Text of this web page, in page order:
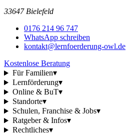
33647 Bielefeld
0176 214 96 747
WhatsApp schreiben
kontakt@lernfoerderung-owl.de
Kostenlose Beratung
Für Familien▾
Lernförderung▾
Online & BuT▾
Standorte▾
Schulen, Franchise & Jobs▾
Ratgeber & Infos▾
Rechtliches▾